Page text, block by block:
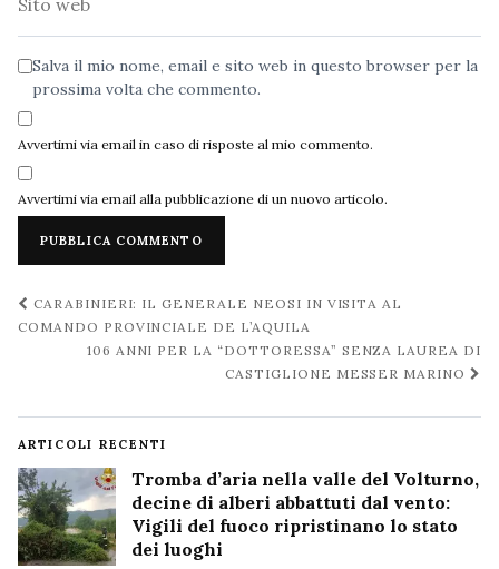
Salva il mio nome, email e sito web in questo browser per la
prossima volta che commento.
Avvertimi via email in caso di risposte al mio commento.
Avvertimi via email alla pubblicazione di un nuovo articolo.
Navigazione
post
CARABINIERI: IL GENERALE NEOSI IN VISITA AL
COMANDO PROVINCIALE DE L’AQUILA
106 ANNI PER LA “DOTTORESSA” SENZA LAUREA DI
CASTIGLIONE MESSER MARINO
ARTICOLI RECENTI
Tromba d’aria nella valle del Volturno,
decine di alberi abbattuti dal vento:
Vigili del fuoco ripristinano lo stato
dei luoghi